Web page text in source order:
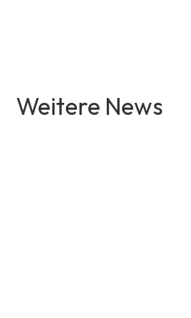
Weitere News